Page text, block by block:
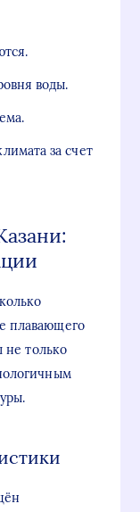
воды.
за счет
плавающего
не только